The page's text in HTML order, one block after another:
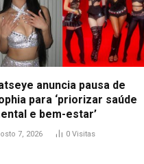
anuncia pausa de
para ‘priorizar saúde
e bem-estar’
7, 2026 0 Visitas